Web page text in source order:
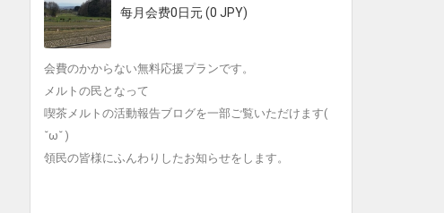
每月会费0日元 (0 JPY)
会費のかからない無料応援プランです。
メルトの民となって
喫茶メルトの活動報告ブログを一部ご覧いただけます(
˘ω˘ )
領民の皆様にふんわりしたお知らせをします。